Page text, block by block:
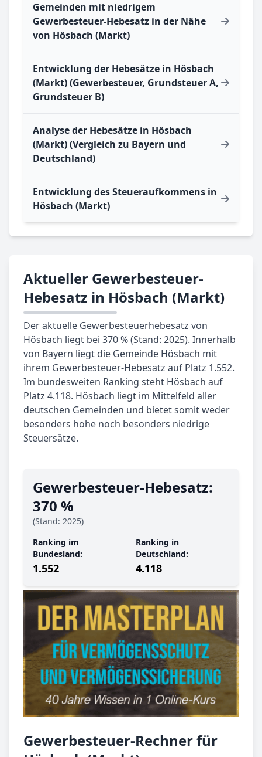
Gemeinden mit niedrigem
Gewerbesteuer-Hebesatz in der Nähe
von Hösbach (Markt)
Entwicklung der Hebesätze in Hösbach
(Markt) (Gewerbesteuer, Grundsteuer A,
Grundsteuer B)
Analyse der Hebesätze in Hösbach
(Markt) (Vergleich zu Bayern und
Deutschland)
Entwicklung des Steueraufkommens in
Hösbach (Markt)
Aktueller Gewerbesteuer-
Hebesatz in Hösbach (Markt)
Der aktuelle Gewerbesteuerhebesatz von
Hösbach liegt bei 370 % (Stand: 2025). Innerhalb
von Bayern liegt die Gemeinde Hösbach mit
ihrem Gewerbesteuer-Hebesatz auf Platz 1.552.
Im bundesweiten Ranking steht Hösbach auf
Platz 4.118. Hösbach liegt im Mittelfeld aller
deutschen Gemeinden und bietet somit weder
besonders hohe noch besonders niedrige
Steuersätze.
Gewerbe­steuer-Hebe­satz:
370 %
(Stand: 2025)
Ranking im
Bundesland:
1.552
Ranking in
Deutschland:
4.118
Gewerbesteuer-Rechner für